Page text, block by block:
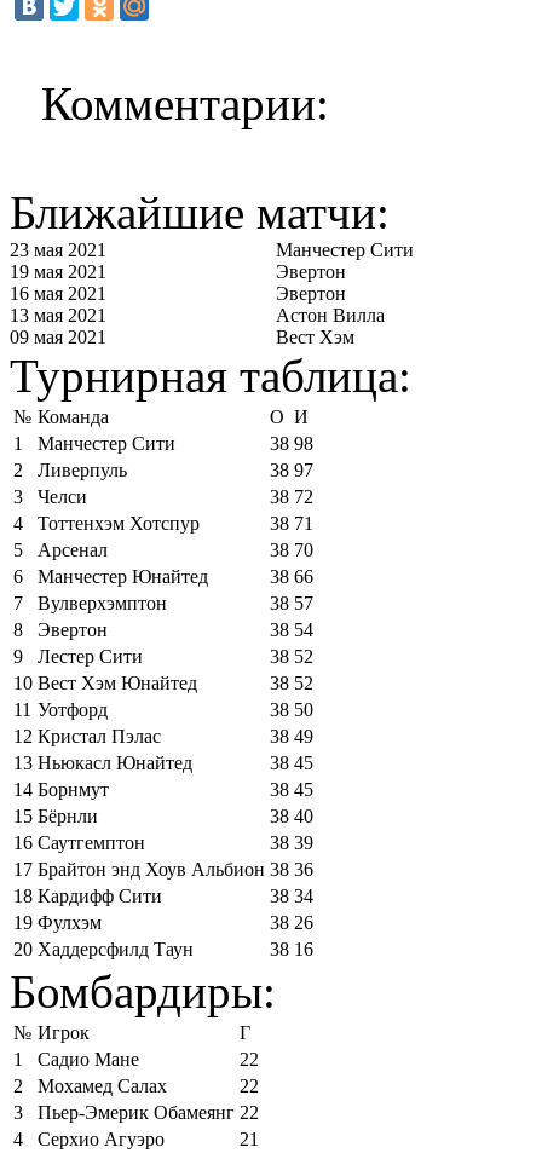
Комментарии:
Ближайшие матчи:
23 мая 2021
Манчестер Сити
19 мая 2021
Эвертон
16 мая 2021
Эвертон
13 мая 2021
Астон Вилла
09 мая 2021
Вест Хэм
Турнирная таблица:
№ Команда О И
1
Манчестер Сити 38 98
2
Ливерпуль 38 97
3
Челси 38 72
4
Тоттенхэм Хотспур 38 71
5
Арсенал 38 70
6
Манчестер Юнайтед 38 66
7
Вулверхэмптон 38 57
8
Эвертон 38 54
9
Лестер Сити 38 52
10 Вест Хэм Юнайтед 38 52
11 Уотфорд 38 50
12 Кристал Пэлас 38 49
13 Ньюкасл Юнайтед 38 45
14 Борнмут 38 45
15 Бёрнли 38 40
16 Саутгемптон 38 39
17 Брайтон энд Хоув Альбион 38 36
18 Кардифф Сити 38 34
19 Фулхэм 38 26
20 Хаддерсфилд Таун 38 16
Бомбардиры:
№ Игрок
Г
1
Садио Мане
22
2
Мохамед Салах
22
3
Пьер-Эмерик Обамеянг 22
4
Серхио Агуэро
21